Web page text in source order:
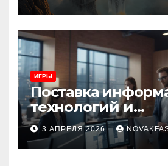
ИГРЫ
Поставка
технологий и
инновационные
3 АПРЕЛЯ 2026